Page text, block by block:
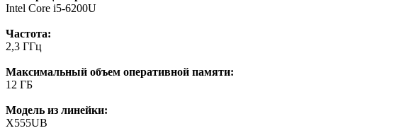
Intel Core i5-6200U
Частота:
2,3 ГГц
Максимальный объем оперативной памяти:
12 ГБ
Модель из линейки:
X555UB